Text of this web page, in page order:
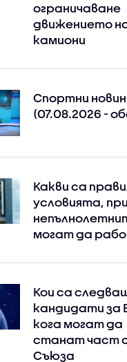
ограничаване
движението
камиони
Спортни
(07.08.2026 -
Какви са
условията,
могат да
Кои са
кандидати за
кога могат да
станат част
Съюза